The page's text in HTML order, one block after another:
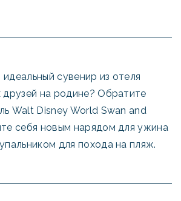
сувенир из отеля
друзей на родине? Обратите
Walt Disney World Swan and
себя новым нарядом для ужина
для похода на пляж.